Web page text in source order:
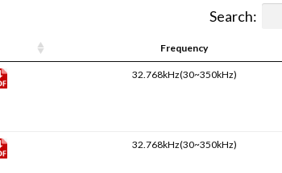
Search:
Frequency
32.768kHz(30~350kHz)
32.768kHz(30~350kHz)